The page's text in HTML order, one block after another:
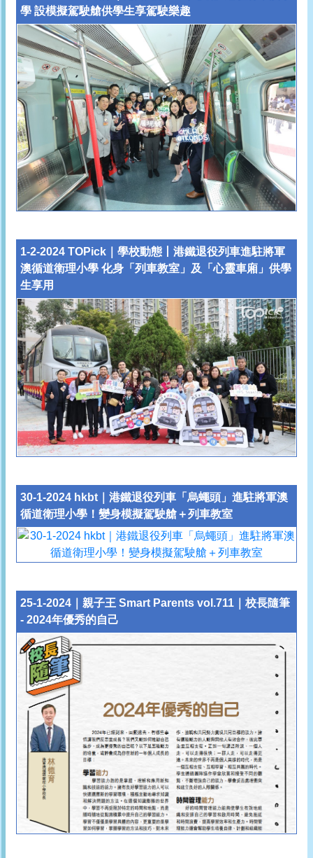
學 設模擬駕駛艙供學生享駕駛樂趣
1-2-2024 TOPick｜學校動態丨港鐵退役列車進駐將軍
澳循道衛理小學 化身「列車教室」及「心靈車廂」供學
生享用
30-1-2024 hkbt｜ 港鐵退役列車「烏蠅頭」進駐將軍澳
循道衛理小學！變身模擬駕駛艙＋列車教室
25-1-2024｜親子王 Smart Parents vol.711｜校長隨筆
- 2024年優秀的自己